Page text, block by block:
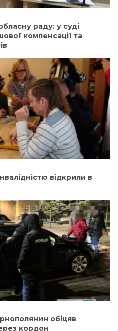
раду: у суді
компенсації та
відкрили в
обіцяв
кордон